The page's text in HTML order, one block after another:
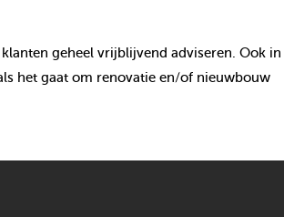
geheel vrijblijvend adviseren. Ook in
het gaat om renovatie en/of nieuwbouw